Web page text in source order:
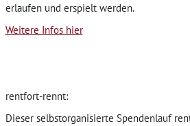
erlaufen und erspielt werden.
Weitere Infos hier
rentfort-rennt:
Dieser selbstorganisierte Spendenlauf